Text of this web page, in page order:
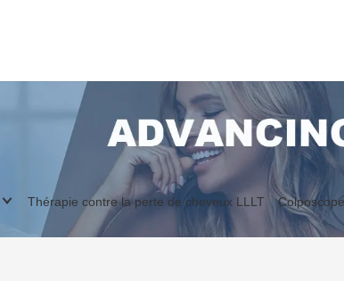
Thérapie contre la perte de cheveux LLLT Colposcope